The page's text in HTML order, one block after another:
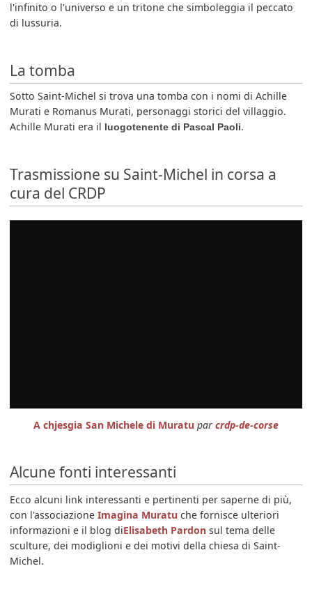
l'infinito o l'universo e un tritone che simboleggia il peccato
di lussuria.
La tomba
Sotto Saint-Michel si trova una tomba con i nomi di Achille
Murati e Romanus Murati, personaggi storici del villaggio.
Achille Murati era il luogotenente di Pascal Paoli.
Trasmissione su Saint-Michel in corsa a
cura del CRDP
A chjesgia San Michele di Muratu par crdp-de-corse
Alcune fonti interessanti
Ecco alcuni link interessanti e pertinenti per saperne di più,
con l'associazioneImagina Muratu che fornisce ulteriori
informazioni e il blog diElisabeth Pardon sul tema delle
sculture, dei modiglioni e dei motivi della chiesa di Saint-
Michel.